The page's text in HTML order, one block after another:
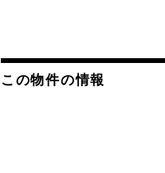
この物件の情報